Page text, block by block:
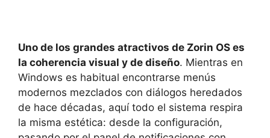
Uno de los grandes atractivos de Zorin OS es
la coherencia visual y de diseño. Mientras en
Windows es habitual encontrarse menús
modernos mezclados con diálogos heredados
de hace décadas, aquí todo el sistema respira
la misma estética: desde la configuración,